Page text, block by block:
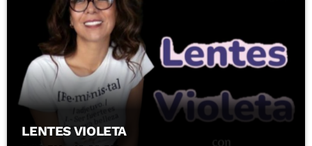
LENTES VIOLETA